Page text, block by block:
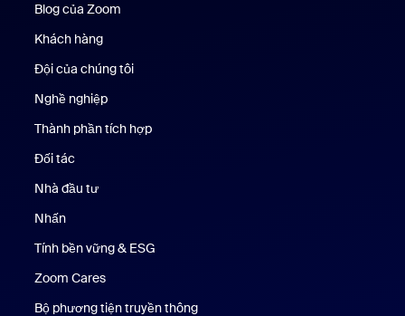
Blog của Zoom
Khách hàng
Đội của chúng tôi
Nghề nghiệp
Thành phần tích hợp
Đối tác
Nhà đầu tư
Nhấn
Tính bền vững & ESG
Zoom Cares
Bộ phương tiện truyền thông